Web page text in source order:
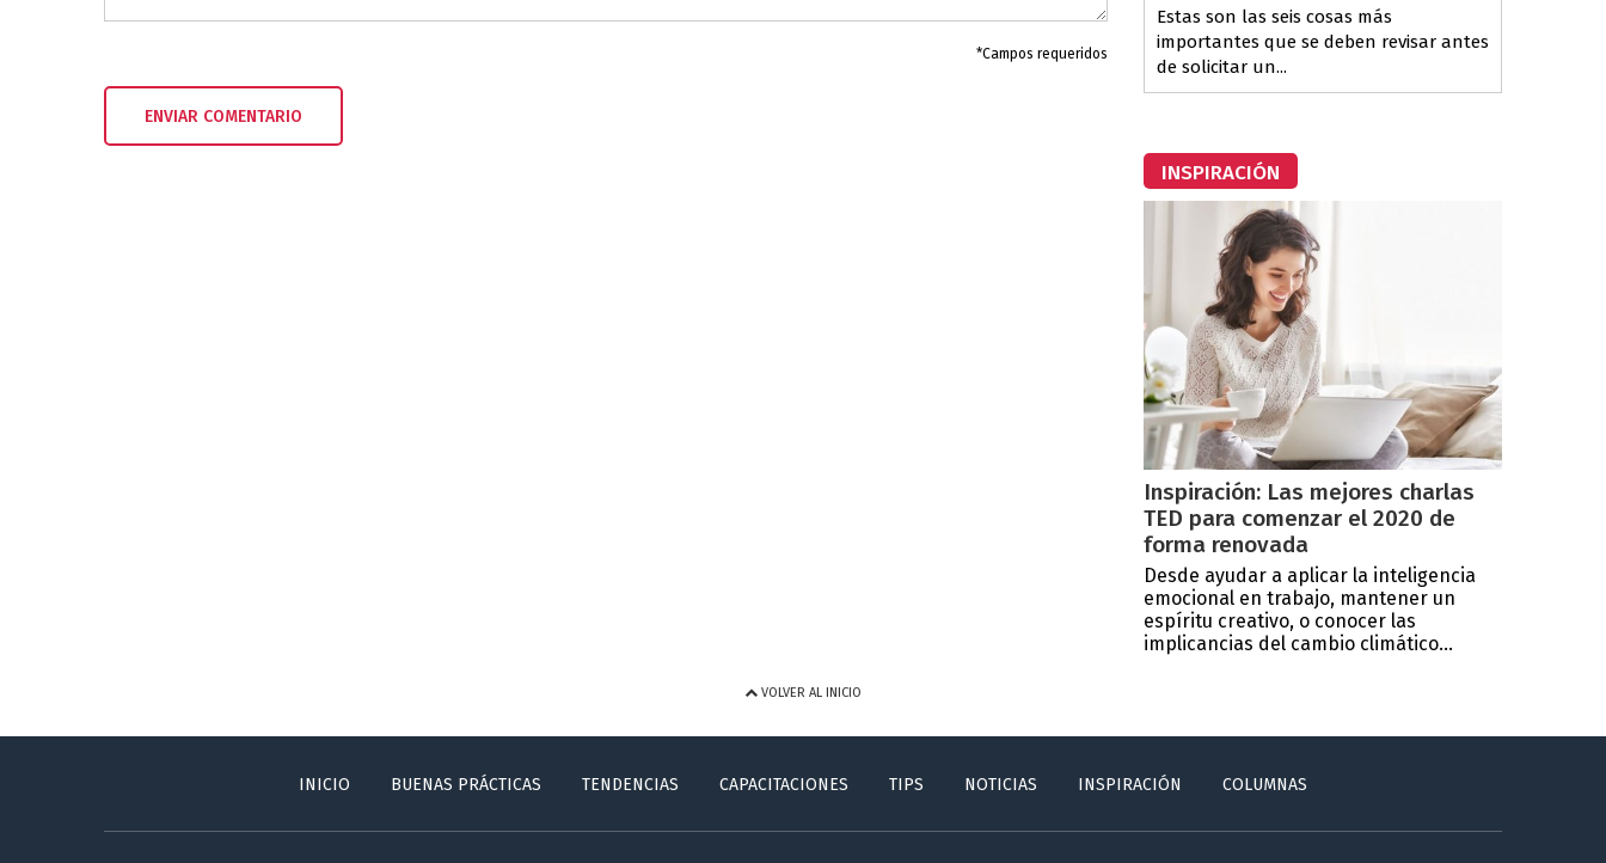
*Campos requeridos
Estas son las seis cosas más
importantes que se deben revisar antes
de solicitar un...
INSPIRACIÓN
Inspiración: Las mejores charlas
TED para comenzar el 2020 de
forma renovada
Desde ayudar a aplicar la inteligencia
emocional en trabajo, mantener un
espíritu creativo, o conocer las
implicancias del cambio climático...
VOLVER AL INICIO
INICIO BUENAS PRÁCTICAS TENDENCIAS CAPACITACIONES TIPS NOTICIAS INSPIRACIÓN COLUMNAS